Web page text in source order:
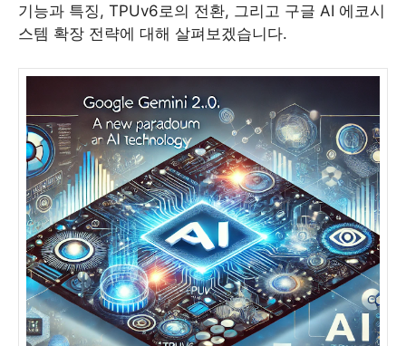
기능과 특징, TPUv6로의 전환, 그리고 구글 AI 에코시
스템 확장 전략에 대해 살펴보겠습니다.